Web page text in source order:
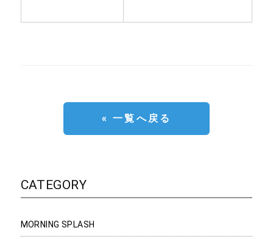
« 一覧へ戻る
CATEGORY
MORNING SPLASH